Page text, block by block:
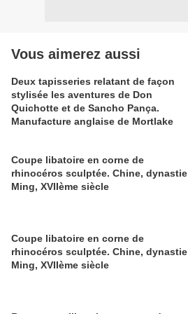
Vous aimerez aussi
Deux tapisseries relatant de façon
stylisée les aventures de Don
Quichotte et de Sancho Pança.
Manufacture anglaise de Mortlake
Coupe libatoire en corne de
rhinocéros sculptée. Chine, dynastie
Ming, XVIIème siècle
Coupe libatoire en corne de
rhinocéros sculptée. Chine, dynastie
Ming, XVIIème siècle